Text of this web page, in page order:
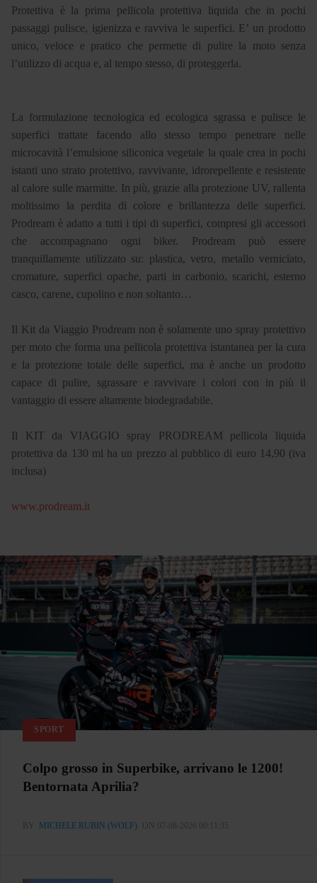
Protettiva è la prima pellicola protettiva liquida che in pochi
passaggi pulisce, igienizza e ravviva le superfici. E’ un prodotto
unico, veloce e pratico che permette di pulire la moto senza
l’utilizzo di acqua e, al tempo stesso, di proteggerla.
La formulazione tecnologica ed ecologica sgrassa e pulisce le
superfici trattate facendo allo stesso tempo penetrare nelle
microcavità l’emulsione siliconica vegetale la quale crea in pochi
istanti uno strato protettivo, ravvivante, idrorepellente e resistente
al calore sulle marmitte. In più, grazie alla protezione UV, rallenta
moltissimo la perdita di colore e brillantezza delle superfici.
Prodream è adatto a tutti i tipi di superfici, compresi gli accessori
che accompagnano ogni biker. Prodream può essere
tranquillamente utilizzato su: plastica, vetro, metallo verniciato,
cromature, superfici opache, parti in carbonio, scarichi, esterno
casco, carene, cupolino e non soltanto…
Il Kit da Viaggio Prodream non è solamente uno spray protettivo
per moto che forma una pellicola protettiva istantanea per la cura
e la protezione totale delle superfici, ma è anche un prodotto
capace di pulire, sgrassare e ravvivare i colori con in più il
vantaggio di essere altamente biodegradabile.
Il KIT da VIAGGIO spray PRODREAM pellicola liquida
protettiva da 130 ml ha un prezzo al pubblico di euro 14,90 (iva
inclusa)
www.prodream.it
SPORT
Colpo grosso in Superbike, arrivano le 1200!
Bentornata Aprilia?
BY MICHELE RUBIN (WOLF) ON 07-08-2026 00:11:35